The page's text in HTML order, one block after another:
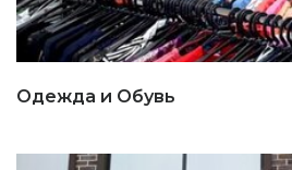
Одежда и Обувь